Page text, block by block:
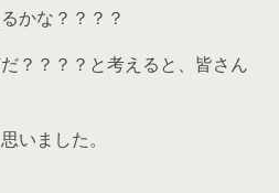
かな？？？？
？？？？と考えると、皆さん
いました。